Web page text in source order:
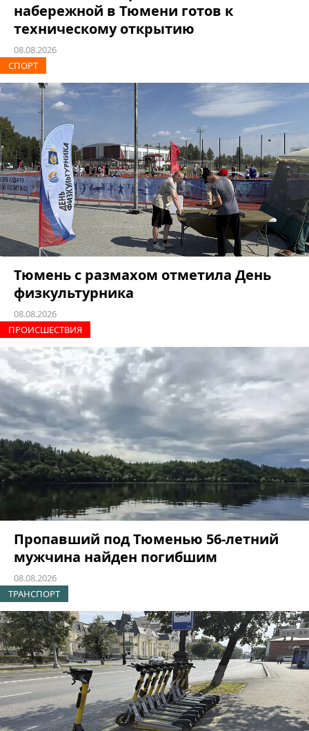
набережной в Тюмени готов к
техническому открытию
08.08.2026
СПОРТ
Тюмень с размахом отметила День
физкультурника
08.08.2026
ПРОИCШЕСТВИЯ
Пропавший под Тюменью 56-летний
мужчина найден погибшим
08.08.2026
ТРАНСПОРТ